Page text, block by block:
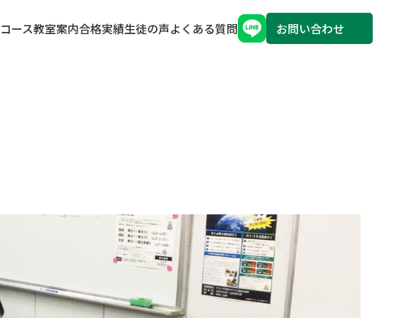
コース教室案内合格実績生徒の声よくある質問 お問い合わせ